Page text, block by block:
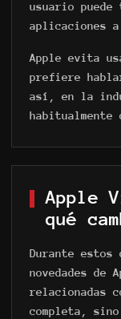
usuario puede
aplicaciones
Apple evita
prefiere
así, en la
Apple
qué
Durante
novedades de
relacionadas
completa,